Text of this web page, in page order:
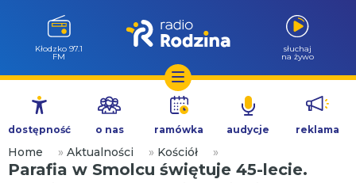
Przejdź
treści
Wołów 99.6
FM
słuchaj
na żywo
dostępność o nas ramówka audycje reklama
Home » Aktualności » Kościół »
Parafia w Smolcu świętuje 45-lecie.